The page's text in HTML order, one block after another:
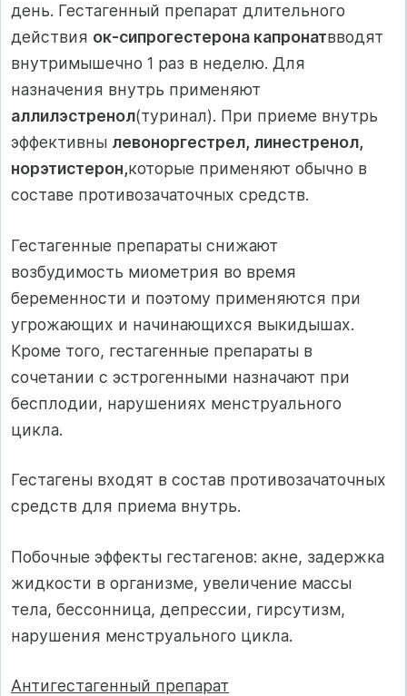
день. Гестагенный препарат длительного
действия ок-сипрогестерона капронатвводят
внутримышечно 1 раз в неделю. Для
назначения внутрь применяют
аллилэстренол(туринал). При приеме внутрь
эффективны левоноргестрел, линестренол,
норэтистерон,которые применяют обычно в
составе противозачаточных средств.
Гестагенные препараты снижают
возбудимость миометрия во время
беременности и поэтому применяются при
угрожающих и начинающихся выкидышах.
Кроме того, гестагенные препараты в
сочетании с эстрогенными назначают при
бесплодии, нарушениях менструального
цикла.
Гестагены входят в состав противозачаточных
средств для приема внутрь.
Побочные эффекты гестагенов: акне, задержка
жидкости в организме, увеличение массы
тела, бессонница, депрессии, гирсутизм,
нарушения менструального цикла.
Антигестагенный препарат